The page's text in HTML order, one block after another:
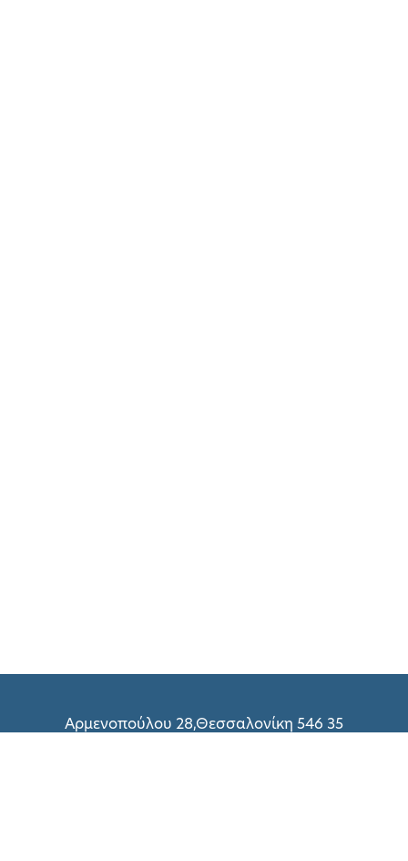
Αρμενοπούλου 28,Θεσσαλονίκη 546 35